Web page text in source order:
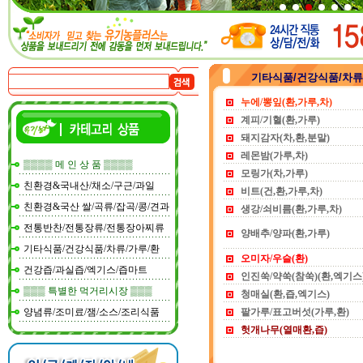
▒▒▒▒ 메 인 상 품 ▒▒▒▒
친환경&국내산/채소/구근/과일
친환경&국산 쌀/곡류/잡곡/콩/견과
전통반찬/전통장류/전통장아찌류
기타식품/건강식품/차류/가루/환
건강즙/과실즙/엑기스/즙마트
▒▒▒ 특별한 먹거리시장 ▒▒▒
양념류/조미료/잼/소스/조리식품
기타식품/건강식품/차
누에/뽕잎(환,가루,차)
계피/기혈(환,가루)
돼지감자(차,환,분말)
레몬밤(가루,차)
모링가(차,가루)
비트(건,환,가루,차)
생강/쇠비름(환,가루,차)
양배추/양파(환,가루)
오미자/우슬(환)
인진쑥/약쑥(참쑥)(환,엑기
청매실(환,즙,엑기스)
팥가루/표고버섯(가루,환)
헛개나무(열매환,즙)